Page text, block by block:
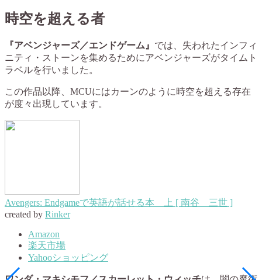
時空を超える者
『アベンジャーズ／エンドゲーム』 では、失われたインフィ
ニティ・ストーンを集めるためにアベンジャーズがタイムト
ラベルを行いました。
この作品以降、MCUにはカーンのように時空を超える存在
が度々出現しています。
Avengers: Endgameで英語が話せる本 上 [ 南谷 三世 ]
created by Rinker
Amazon
楽天市場
Yahooショッピング